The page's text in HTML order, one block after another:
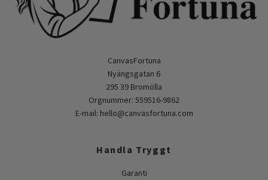
CanvasFortuna
Nyängsgatan 6
295 39 Bromölla
Orgnummer: 559516-9862
E-mail: hello@canvasfortuna.com
Handla Tryggt
Garanti